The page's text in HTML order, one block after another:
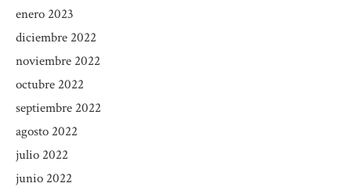
enero 2023
diciembre 2022
noviembre 2022
octubre 2022
septiembre 2022
agosto 2022
julio 2022
junio 2022